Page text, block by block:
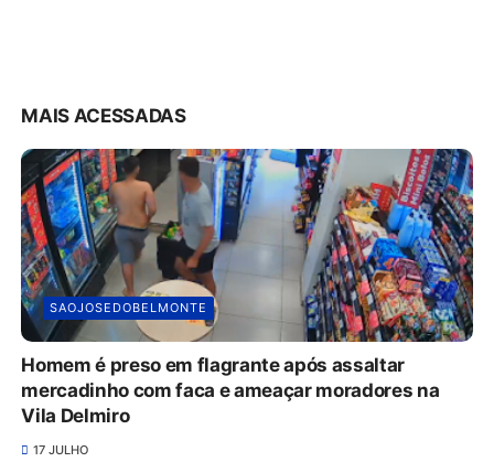
MAIS ACESSADAS
SAOJOSEDOBELMONTE
Homem é preso em flagrante após assaltar
mercadinho com faca e ameaçar moradores na
Vila Delmiro
17 JULHO